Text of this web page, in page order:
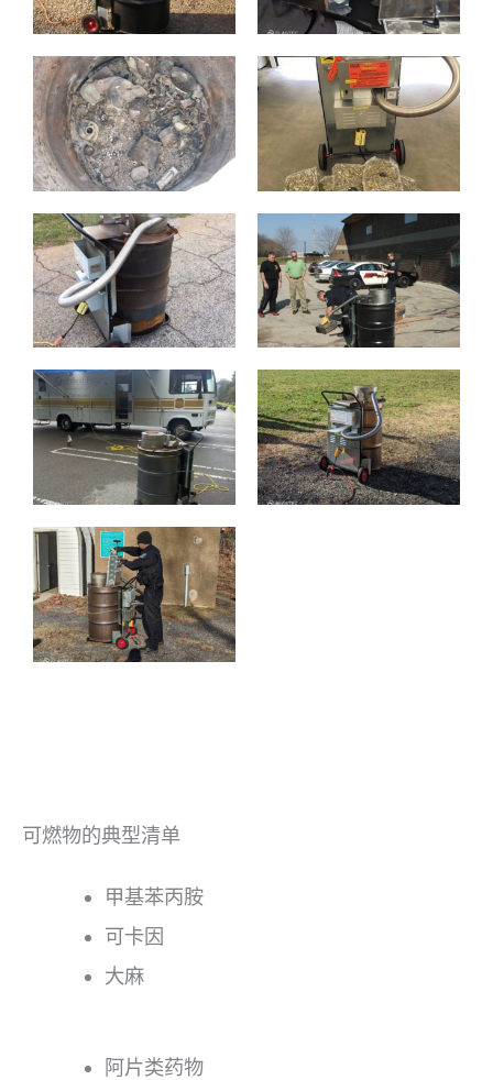
可燃物的典型清单
甲基苯丙胺
可卡因
大麻
阿片类药物